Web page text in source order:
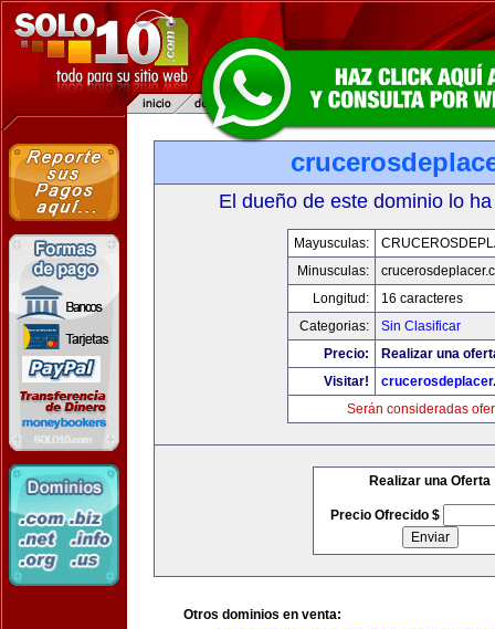
El dueño de este dominio lo
Mayusculas:
Minusculas:
Longitud:
16 caracteres
Categorias:
Sin Clasificar
Precio:
Realizar una
Visitar!
Serán consideradas
Realizar una Oferta
Precio Ofrecido $
Otros dominios en venta: